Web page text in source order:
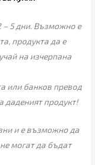
– 5 дни. Възможно е
продукта да е
на изчерпана
или банков превод
даденият продукт!
и е възможно да
могат да бъдат